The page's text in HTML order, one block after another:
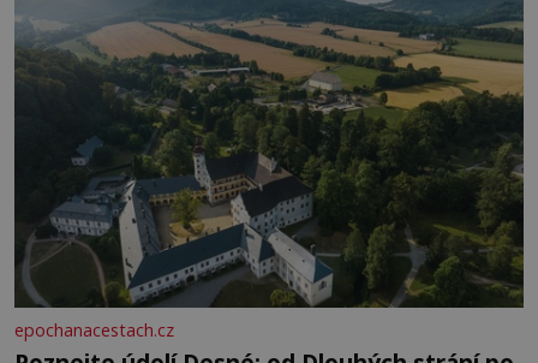
epochanacestach.cz